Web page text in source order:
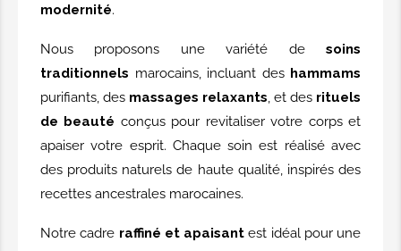
accumulées quotidiennement. Votre
peau est ainsi idéalement préparée à
recevoir tous les traitements et soins
offerts.
10.00€
Pour 30 minutes.
modernité.
Nous proposons une variété de soins
traditionnels marocains, incluant des hammams
purifiants, des massages relaxants, et des rituels
de beauté conçus pour revitaliser votre corps et
apaiser votre esprit. Chaque soin est réalisé avec
des produits naturels de haute qualité, inspirés des
recettes ancestrales marocaines.
Notre cadre raffiné et apaisant est idéal pour une